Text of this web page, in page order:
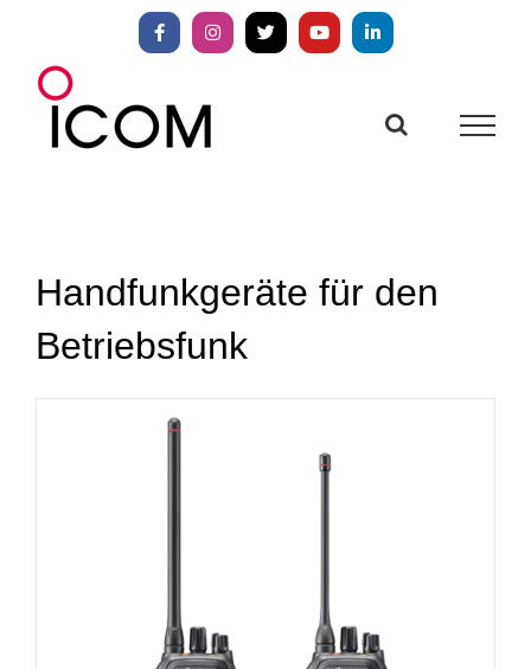
springen
FacebookInstagram
X YouTubeLinkedIn
Handfunkgeräte für den
Betriebsfunk